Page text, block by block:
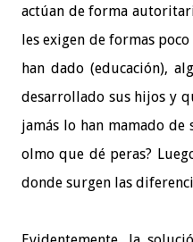
actúan de forma
les exigen de formas
han dado (educación),
desarrollado sus hijos y
jamás lo han mamado de
olmo que dé peras?
donde surgen las